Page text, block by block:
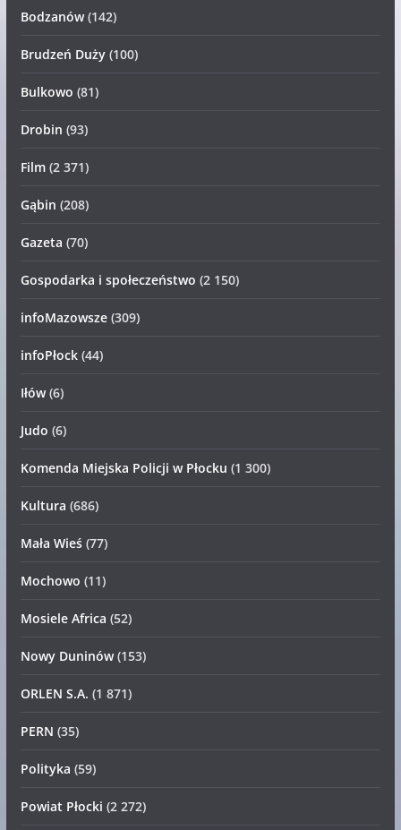
Bodzanów(142)
Brudzeń Duży(100)
Bulkowo (81)
Drobin (93)
Film(2 371)
Gąbin (208)
Gazeta (70)
Gospodarka i społeczeństwo (2 150)
infoMazowsze(309)
infoPłock(44)
Iłów(6)
Judo (6)
Komenda Miejska Policji w Płocku (1 300)
Kultura (686)
Mała Wieś(77)
Mochowo (11)
Mosiele Africa (52)
Nowy Duninów(153)
ORLEN S.A. (1 871)
PERN (35)
Polityka (59)
Powiat Płocki (2 272)